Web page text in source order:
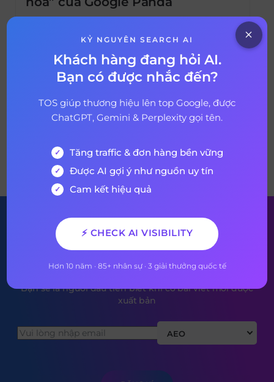
18 tháng 11, 2022 3 years ago
có mặt từ năm 2012 đã không còn tồn tại
nữa? Trong nhiều năm qua, nó không chỉ
được tích hợp vào thuật toán xếp hạng cốt
lõi mà đã đến lúc được phát triển thành một
thuật toán mới, đặt tên theo một loài động
vật […]
VỀ BÀI VIẾT
Đăng ký nhận bản tin của
chúng tôi
Bạn sẽ là người đầu tiên biết khi có bài viết mới được
xuất bản
AEO
KỶ NGUYÊN SEARCH AI
Khách hàng đang hỏi AI.
Bạn có được nhắc đến?
TOS giúp thương hiệu lên top Google, được
ChatGPT, Gemini & Perplexity gọi tên.
Tăng traffic & đơn hàng bền vững
Được AI gợi ý như nguồn uy tín
Cam kết hiệu quả
⚡ CHECK AI VISIBILITY
Hơn 10 năm · 85+ nhân sự · 3 giải thưởng quốc tế